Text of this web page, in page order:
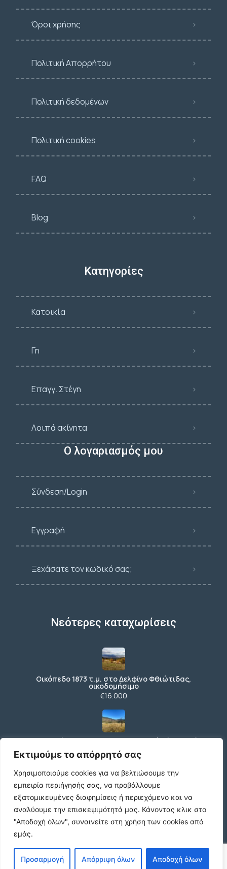
Εκτιμούμε το απόρρητό σας
Χρησιμοποιούμε cookies για να βελτιώσουμε την
εμπειρία περιήγησής σας, να προβάλλουμε
εξατομικευμένες διαφημίσεις ή περιεχόμενο και να
αναλύουμε την επισκεψιμότητά μας. Κάνοντας κλικ στο
"Αποδοχή όλων", συναινείτε στη χρήση των cookies από
εμάς.
Προσαρμογή Απόρριψη όλων Αποδοχή όλων
Όροι χρήσης
Πολιτική Απορρήτου
Πολιτική δεδομένων
Πολιτική cookies
FAQ
Blog
Κατηγορίες
Κατοικία
Γη
Επαγγ. Στέγη
Λοιπά ακίνητα
Ο λογαριασμός μου
Σύνδεση/Login
Εγγραφή
Ξεχάσατε τον κωδικό σας;
Νεότερες καταχωρίσεις
Οικόπεδο 1873 τ.μ. στο Δελφίνο Φθιώτιδας,
οικοδομήσιμο
€16.000
Αγροτεμάχιο 338 τ.μ. με πανοραμική θέα κοντά
στην Αράχωβα
€2.500
Ενοικίαση
€480 /μήνα
ΕΝΟΙΚΙΑΣΗ ΔΙΑΜΕΡΙΣΜΑΤΟΣ ΧΑΡΙΛΑΟΥ
ΘΕΣΣΑΛΟΝΙΚΗ